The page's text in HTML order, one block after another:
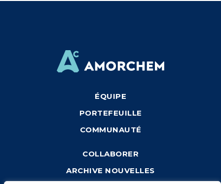
ÉQUIPE
PORTEFEUILLE
COMMUNAUTÉ
COLLABORER
ARCHIVE NOUVELLES